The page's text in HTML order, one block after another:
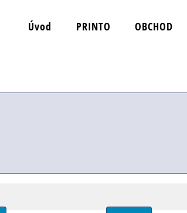
Úvod PRINTO OBCHOD